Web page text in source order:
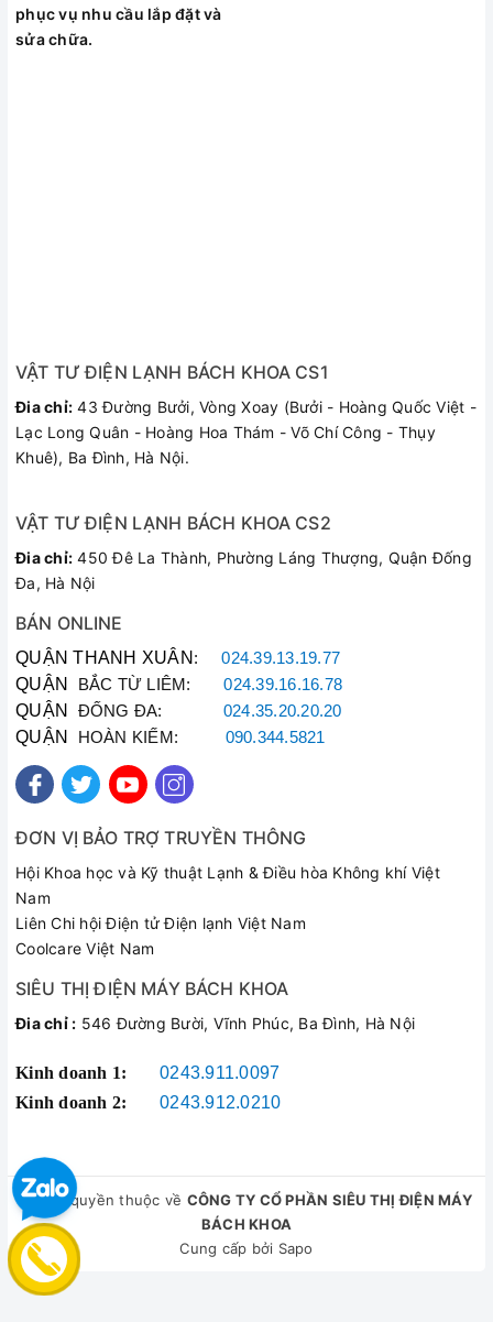
phục vụ nhu cầu lắp đặt và
sửa chữa.
VẬT TƯ ĐIỆN LẠNH BÁCH KHOA CS1
Đia chỉ: 43 Đường Bưởi, Vòng Xoay (Bưởi - Hoàng Quốc Việt -
Lạc Long Quân - Hoàng Hoa Thám - Võ Chí Công - Thụy
Khuê), Ba Đình, Hà Nội.
VẬT TƯ ĐIỆN LẠNH BÁCH KHOA CS2
Đia chỉ: 450 Đê La Thành, Phường Láng Thượng, Quận Đống
Đa, Hà Nội
BÁN ONLINE
QUẬN THANH XUÂN :024.39.13.19.77
QUẬN BẮC TỪ LIÊM:024.39.16.16.78
QUẬN ĐỐNG ĐA: 024.35.20.20.20
QUẬN HOÀN KIẾM: 090.344.5821
ĐƠN VỊ BẢO TRỢ TRUYỀN THÔNG
Hội Khoa học và Kỹ thuật Lạnh & Điều hòa Không khí Việt
Nam
Liên Chi hội Điện tử Điện lạnh Việt Nam
Coolcare Việt Nam
SIÊU THỊ ĐIỆN MÁY BÁCH KHOA
Đia chỉ : 546 Đường Bười, Vĩnh Phúc, Ba Đình, Hà Nội
Kinh doanh 1:
0243.911.0097
Kinh doanh 2:
0243.912.0210
© Bản quyền thuộc về CÔNG TY CỔ PHẦN SIÊU THỊ ĐIỆN MÁY
BÁCH KHOA
Cung cấp bởi Sapo